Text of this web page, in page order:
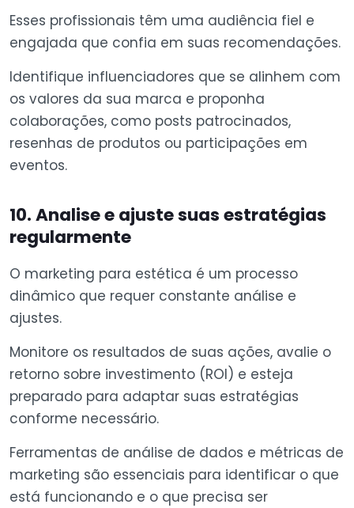
Esses profissionais têm uma audiência fiel e
engajada que confia em suas recomendações.
Identifique influenciadores que se alinhem com
os valores da sua marca e proponha
colaborações, como posts patrocinados,
resenhas de produtos ou participações em
eventos.
10. Analise e ajuste suas estratégias
regularmente
O marketing para estética é um processo
dinâmico que requer constante análise e
ajustes.
Monitore os resultados de suas ações, avalie o
retorno sobre investimento (ROI) e esteja
preparado para adaptar suas estratégias
conforme necessário.
Ferramentas de análise de dados e métricas de
marketing são essenciais para identificar o que
está funcionando e o que precisa ser